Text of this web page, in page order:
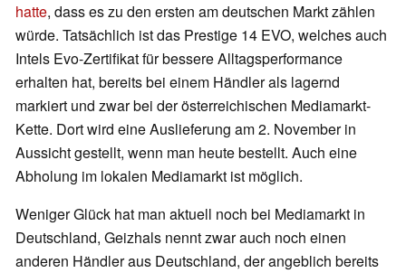
hatte, dass es zu den ersten am deutschen Markt zählen
würde. Tatsächlich ist das Prestige 14 EVO, welches auch
Intels Evo-Zertifikat für bessere Alltagsperformance
erhalten hat, bereits bei einem Händler als lagernd
markiert und zwar bei der österreichischen Mediamarkt-
Kette. Dort wird eine Auslieferung am 2. November in
Aussicht gestellt, wenn man heute bestellt. Auch eine
Abholung im lokalen Mediamarkt ist möglich.
Weniger Glück hat man aktuell noch bei Mediamarkt in
Deutschland, Geizhals nennt zwar auch noch einen
anderen Händler aus Deutschland, der angeblich bereits